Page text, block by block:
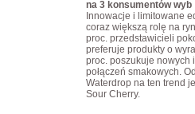
na 3 konsumentów wyb
Innowacje i limitowane
coraz większą rolę na
proc. przedstawicieli
preferuje produkty o
proc. poszukuje nowych
połączeń smakowych.
Waterdrop na ten trend
Sour Cherry.